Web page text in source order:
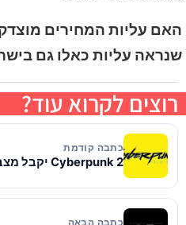
האם עליות המחירים
שנראה עליות כאלו גם
רוצים לקרוא עוד?
כתבה קודמת
Cyberpunk 2 יקבל מצב מולטיפלייר?
כתבה הבאה